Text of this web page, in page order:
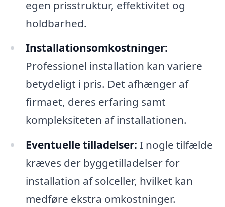
egen prisstruktur, effektivitet og
holdbarhed.
Installationsomkostninger:
Professionel installation kan variere
betydeligt i pris. Det afhænger af
firmaet, deres erfaring samt
kompleksiteten af installationen.
Eventuelle tilladelser: I nogle tilfælde
kræves der byggetilladelser for
installation af solceller, hvilket kan
medføre ekstra omkostninger.